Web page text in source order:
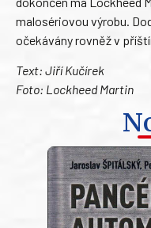
malosériovou výrobu.
očekávány rovněž v
Text: Jiří Kučírek
Foto: Lockheed Martin